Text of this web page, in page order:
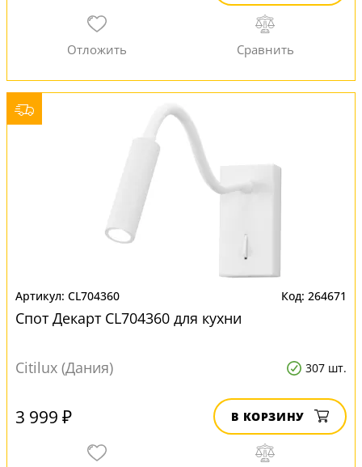
CL704360 264671
Спот Декарт CL704360 для кухни
Citilux (Дания) 307 шт.
3 999 ₽ В КОРЗИНУ